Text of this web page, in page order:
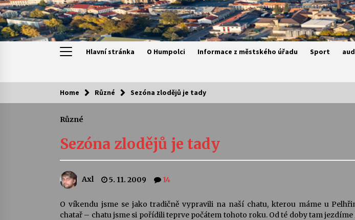
Hlavní stránka O Humpolci Informace z městského úřadu Sport
Kam za kulturou?
Camerata a Sukuba Ensemble
4. 8. 2026
Pozvánka na integrační festival
Quijotova šedesátka: 28. 7.–1. 8.
28. 7. 2026
Home Různé Sezóna zlodějů je tady
Různé
Sezóna zlodějů je tady
Axl 5. 11. 2009 14
O víkendu jsme se jako tradičně vypravili na naší chatu, kterou máme u
chatař – chatu jsme si pořídili teprve počátem tohoto roku. Od té doby tam